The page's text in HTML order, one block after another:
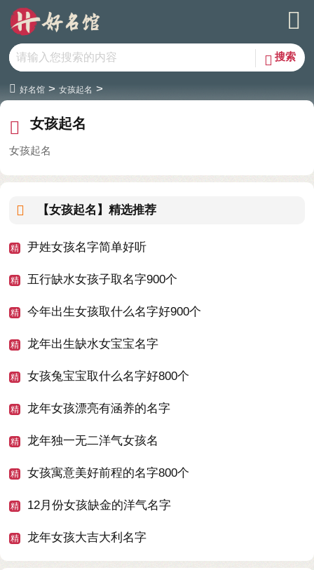
好名馆 >女孩起名 >
女孩起名
女孩起名
【女孩起名】精选推荐
尹姓女孩名字简单好听
五行缺水女孩子取名字900个
今年出生女孩取什么名字好900个
龙年出生缺水女宝宝名字
女孩兔宝宝取什么名字好800个
龙年女孩漂亮有涵养的名字
龙年独一无二洋气女孩名
女孩寓意美好前程的名字800个
12月份女孩缺金的洋气名字
龙年女孩大吉大利名字